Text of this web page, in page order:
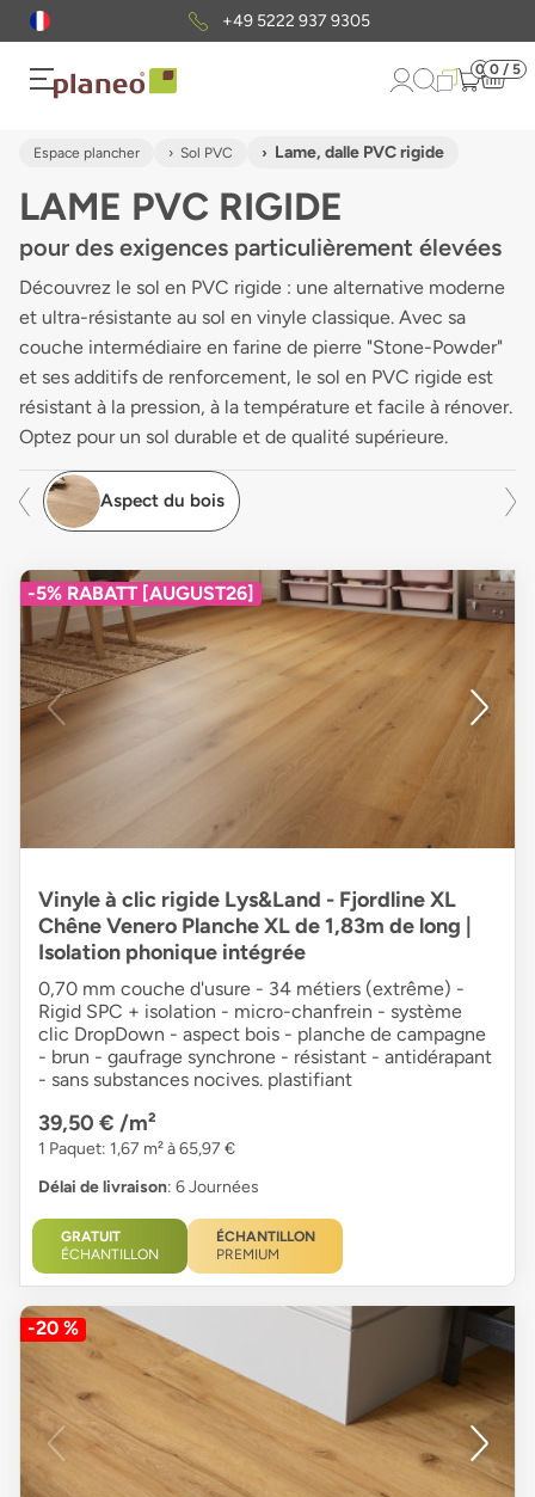
Envoi gratuit d'échantillons
0 0 / 5
Espace plancher Sol PVC Lame, dalle PVC rigide
LAME PVC RIGIDE
pour des exigences particulièrement élevées
Découvrez le sol en PVC rigide : une alternative moderne
et ultra-résistante au sol en vinyle classique. Avec sa
couche intermédiaire en farine de pierre "Stone-Powder"
et ses additifs de renforcement, le sol en PVC rigide est
résistant à la pression, à la température et facile à rénover.
Optez pour un sol durable et de qualité supérieure.
Aspect du bois
-5% RABATT [AUGUST26]
Vinyle à clic rigide Lys&Land - Fjordline XL
Chêne Venero Planche XL de 1,83m de long |
Isolation phonique intégrée
0,70 mm couche d'usure - 34 métiers (extrême) -
Rigid SPC + isolation - micro-chanfrein - système
clic DropDown - aspect bois - planche de campagne
- brun - gaufrage synchrone - résistant - antidérapant
- sans substances nocives. plastifiant
39,50 € /m²
1 Paquet: 1,67 m² à 65,97 €
Délai de livraison: 6 Journées
GRATUIT
ÉCHANTILLON
ÉCHANTILLON
PREMIUM
-20 %